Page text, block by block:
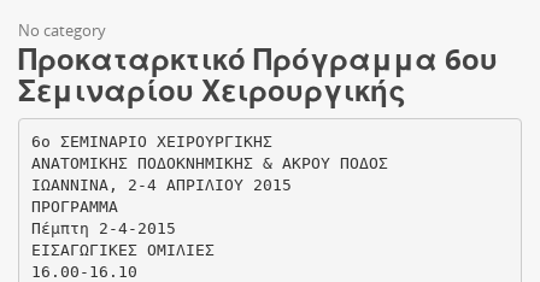
No category
Προκαταρκτικό Πρόγραμμα 6ου
Σεμιναρίου Χειρουργικής
6ο ΣΕΜΙΝΑΡΙΟ ΧΕΙΡΟΥΡΓΙΚΗΣ
ΑΝΑΤΟΜΙΚΗΣ ΠΟΔΟΚΝΗΜΙΚΗΣ & ΑΚΡΟΥ ΠΟΔΟΣ
ΙΩΑΝΝΙΝΑ, 2-4 ΑΠΡΙΛΙΟΥ 2015
ΠΡΟΓΡΑΜΜΑ
Πέμπτη 2-4-2015
ΕΙΣΑΓΩΓΙΚΕΣ ΟΜΙΛΙΕΣ
16.00-16.10